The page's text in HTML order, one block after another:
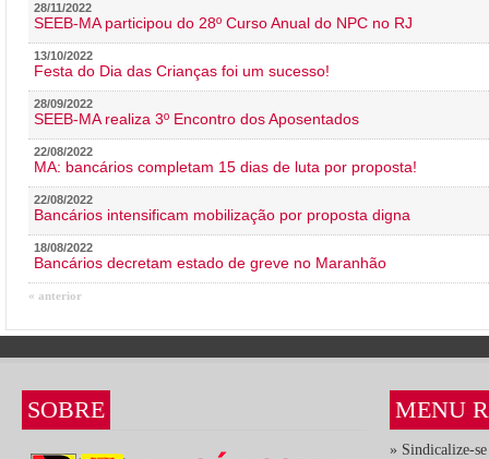
28/11/2022
SEEB-MA participou do 28º Curso Anual do NPC no RJ
13/10/2022
Festa do Dia das Crianças foi um sucesso!
28/09/2022
SEEB-MA realiza 3º Encontro dos Aposentados
22/08/2022
MA: bancários completam 15 dias de luta por proposta!
22/08/2022
Bancários intensificam mobilização por proposta digna
18/08/2022
Bancários decretam estado de greve no Maranhão
« anterior
SOBRE MENU
» Sindicalize-se